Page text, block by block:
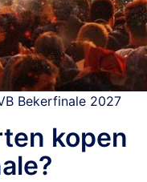
Bekerfinale 2027
kopen